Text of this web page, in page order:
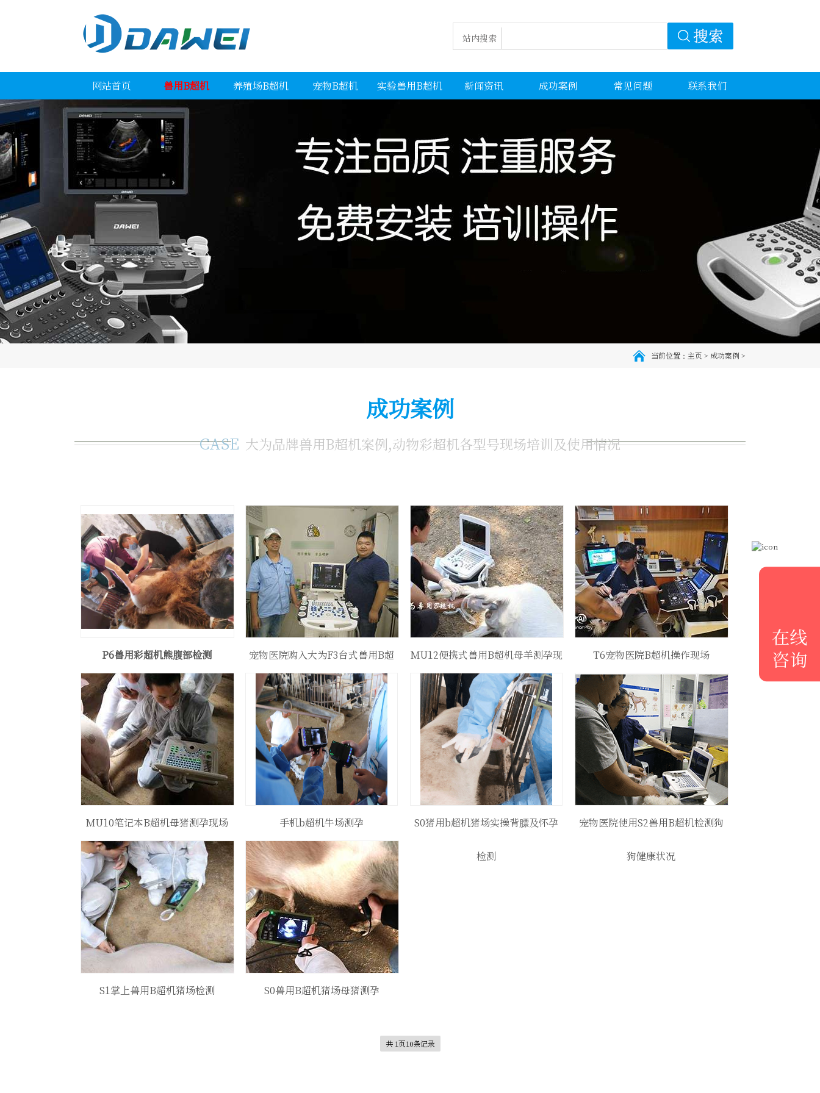
站内搜索
网站首页 兽用B超机 养殖场B超机 宠物B超机 实验兽用B超机 新闻资讯 成功案例 常见问题 联系我们
当前位置： 主页 > 成功案例 >
成功案例
CASE 大为品牌兽用B超机案例,动物彩超机各型号现场培训及使用情况
P6兽用彩超机熊腹部检测 宠物医院购入大为F3台式兽用B超
机
MU12便携式兽用B超机母羊测孕现
场
T6宠物医院B超机操作现场
MU10笔记本B超机母猪测孕现场 手机b超机牛场测孕 S0猪用b超机猪场实操背膘及怀孕
检测
宠物医院使用S2兽用B超机检测狗
狗健康状况
S1掌上兽用B超机猪场检测 S0兽用B超机猪场母猪测孕
共 1页10条记录
在线
咨询